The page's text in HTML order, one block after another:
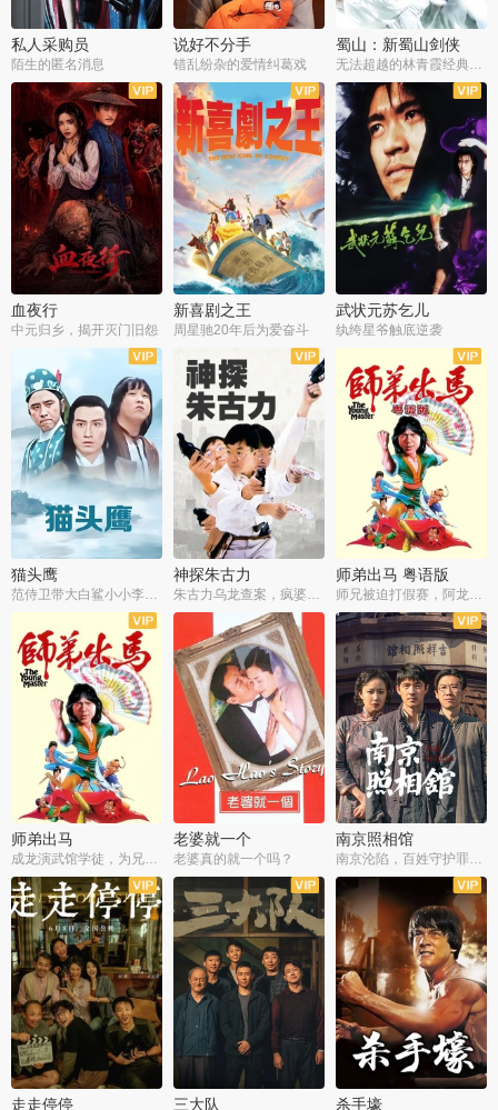
私人采购员
陌生的匿名消息
说好不分手
错乱纷杂的爱情纠葛戏
蜀山：新蜀山剑侠
无法超越的林青霞经典角色
血夜行
中元归乡，揭开灭门旧怨
新喜剧之王
周星驰20年后为爱奋斗
武状元苏乞儿
纨绔星爷触底逆袭
猫头鹰
范侍卫带大白鲨小小李破案寻妃
神探朱古力
朱古力乌龙查案，疯婆子神助攻
师弟出马 粤语版
师兄被迫打假赛，阿龙追查斗黑帮
师弟出马
成龙演武馆学徒，为兄搏命战黑道
老婆就一个
老婆真的就一个吗？
南京照相馆
南京沦陷，百姓守护罪证底片
走走停停 三大队 杀手壕